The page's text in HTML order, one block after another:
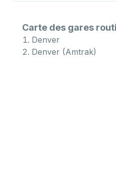
Carte des gares
Denver
Denver (Amtrak)